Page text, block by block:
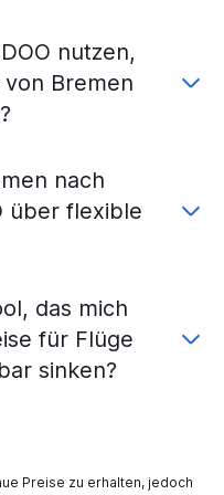
nutzen,
Bremen
nach
über flexible
das mich
für Flüge
sinken?
Preise zu erhalten, jedoch